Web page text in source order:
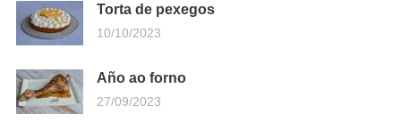
Torta de pexegos
10/10/2023
Año ao forno
27/09/2023